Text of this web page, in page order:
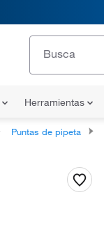
Herramientas
Puntas de pipeta